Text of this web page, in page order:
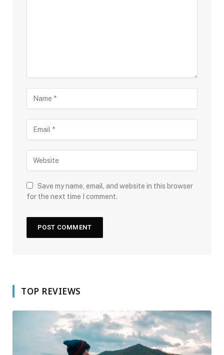
Save my name, email, and website in this browser
for the next time I comment.
TOP REVIEWS